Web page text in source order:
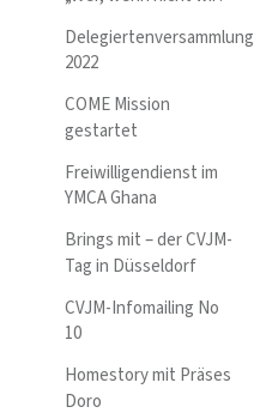
Delegiertenversammlung
2022
COME Mission
gestartet
Freiwilligendienst im
YMCA Ghana
Brings mit – der CVJM-
Tag in Düsseldorf
CVJM-Infomailing No
10
Homestory mit Präses
Doro